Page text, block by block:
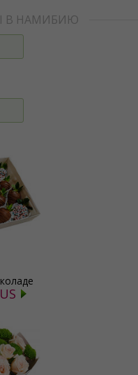
В НАМИБИЮ